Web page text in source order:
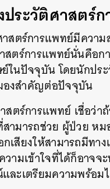
ระวัติศาสตร์ก
สตร์การแพทย์มีควา
ตร์การแพทย์นั่นคือก
ในปัจจุบันโดยนักปร
องสำคัญต่อปัจจุบัน
สตร์การแพทย์ เชื่อว่า
ามารถช่วย ผู้ป่วยหม
เสียงให้สามารถมีทา
วามเข้าใจที่ได้ก็อาจจ
ละเตรียมความพร้อม